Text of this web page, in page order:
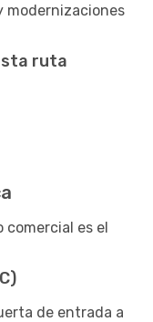
modernizaciones
ruta
comercial es el
de entrada a